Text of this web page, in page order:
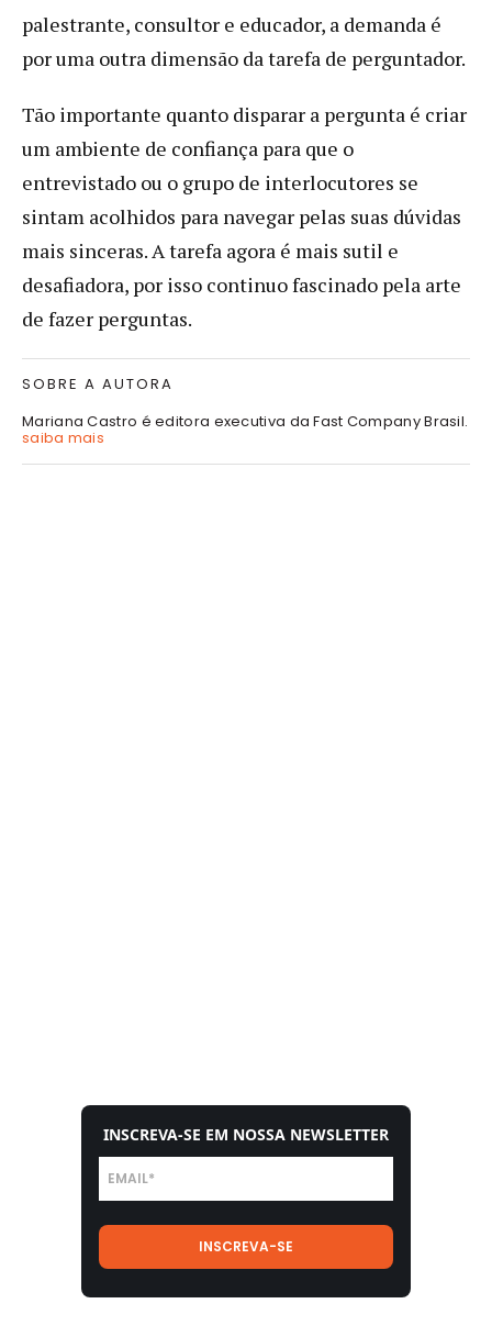
palestrante, consultor e educador, a demanda é
por uma outra dimensão da tarefa de perguntador.
Tão importante quanto disparar a pergunta é criar
um ambiente de confiança para que o
entrevistado ou o grupo de interlocutores se
sintam acolhidos para navegar pelas suas dúvidas
mais sinceras. A tarefa agora é mais sutil e
desafiadora, por isso continuo fascinado pela arte
de fazer perguntas.
SOBRE A AUTORA
Mariana Castro é editora executiva da Fast Company Brasil.
saiba mais
INSCREVA-SE EM NOSSA NEWSLETTER